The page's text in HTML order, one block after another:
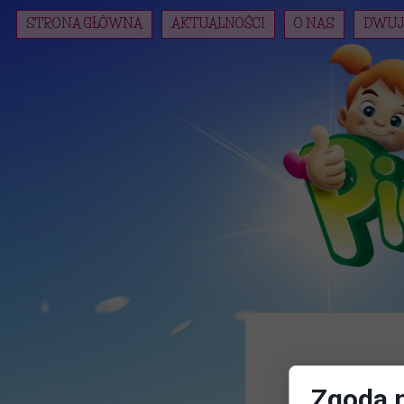
STRONA GŁÓWNA AKTUALNOŚCI O NAS